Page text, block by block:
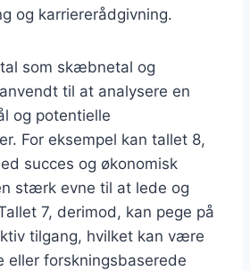
og karriererådgivning.
som skæbnetal og
til at analysere en
og potentielle
For eksempel kan tallet 8,
succes og økonomisk
stærk evne til at lede og
7, derimod, kan pege på
tilgang, hvilket kan være
eller forskningsbaserede